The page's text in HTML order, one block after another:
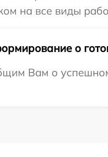
на все виды
о
Вам о успешном